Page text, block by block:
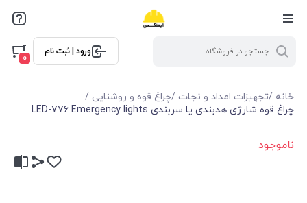
ورود | ثبت نام
0
خانه /تجهیزات امداد و نجات /چراغ قوه و روشنایی /
چراغ قوه شارژی هدبندی یا سربندی LED-776 Emergency lights
ناموجود